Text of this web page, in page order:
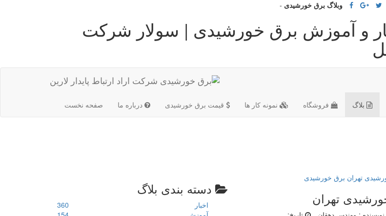
وبلاگ برق خورشیدی -
و آموزش برق خورشیدی | سولار شرکت
صفحه نخست درباره ما قیمت برق خورشیدی نمونه کار ها فروشگاه بلاگ
دسته بندی بلاگ
اخبار
360
تهران